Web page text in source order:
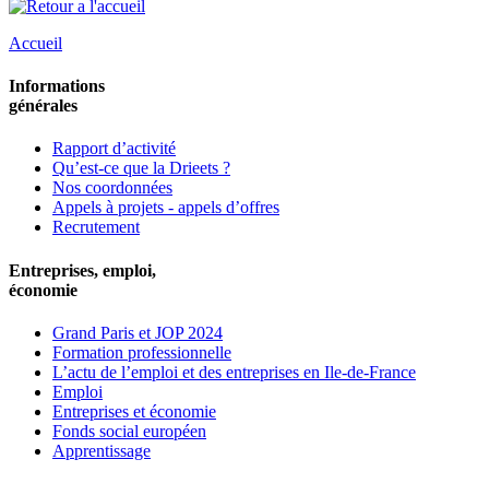
Accueil
Informations
générales
Rapport d’activité
Qu’est-ce que la Drieets ?
Nos coordonnées
Appels à projets - appels d’offres
Recrutement
Entreprises, emploi,
économie
Grand Paris et JOP 2024
Formation professionnelle
L’actu de l’emploi et des entreprises en Ile-de-France
Emploi
Entreprises et économie
Fonds social européen
Apprentissage